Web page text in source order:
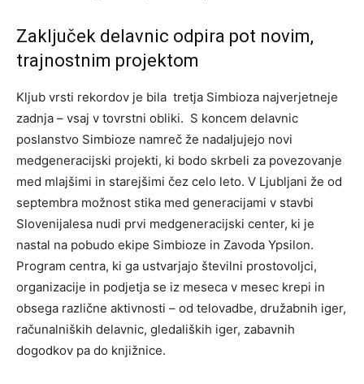
Zaključek delavnic odpira pot novim,
trajnostnim projektom
Kljub vrsti rekordov je bila tretja Simbioza najverjetneje
zadnja – vsaj v tovrstni obliki. S koncem delavnic
poslanstvo Simbioze namreč že nadaljujejo novi
medgeneracijski projekti, ki bodo skrbeli za povezovanje
med mlajšimi in starejšimi čez celo leto. V Ljubljani že od
septembra možnost stika med generacijami v stavbi
Slovenijalesa nudi prvi medgeneracijski center, ki je
nastal na pobudo ekipe Simbioze in Zavoda Ypsilon.
Program centra, ki ga ustvarjajo številni prostovoljci,
organizacije in podjetja se iz meseca v mesec krepi in
obsega različne aktivnosti – od telovadbe, družabnih iger,
računalniških delavnic, gledaliških iger, zabavnih
dogodkov pa do knjižnice.